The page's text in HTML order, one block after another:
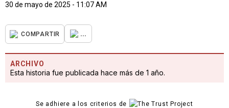
30 de mayo de 2025 - 11:07 AM
COMPARTIR ...
ARCHIVO
Esta historia fue publicada hace más de 1 año.
Se adhiere a los criterios de